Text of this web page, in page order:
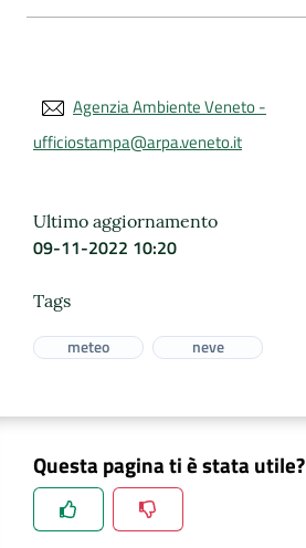
Agenzia Ambiente Veneto -
ufficiostampa@arpa.veneto.it
Ultimo aggiornamento
09-11-2022 10:20
Tags
meteo neve
Questa pagina ti è stata utile?